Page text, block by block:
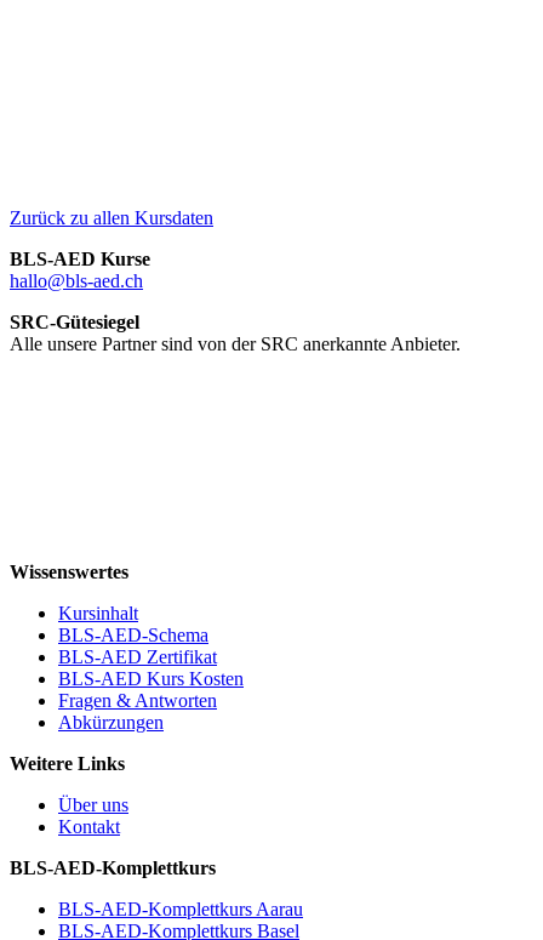
Zurück zu allen Kursdaten
BLS-AED Kurse
hallo@bls-aed.ch
SRC-Gütesiegel
Alle unsere Partner sind von der SRC anerkannte Anbieter.
Wissenswertes
Kursinhalt
BLS-AED-Schema
BLS-AED Zertifikat
BLS-AED Kurs Kosten
Fragen & Antworten
Abkürzungen
Weitere Links
Über uns
Kontakt
BLS-AED-Komplettkurs
BLS-AED-Komplettkurs Aarau
BLS-AED-Komplettkurs Basel